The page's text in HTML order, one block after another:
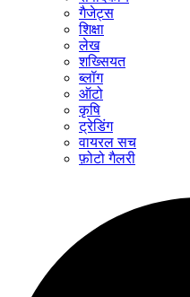
गैजेट्स
शिक्षा
लेख
शख्सियत
ब्लॉग
ऑटो
कृषि
ट्रेडिंग
वायरल सच
फ़ोटो गैलरी